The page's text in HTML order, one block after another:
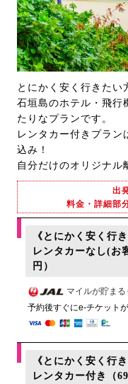
とにかく安く行きたい
石垣島のホテル・飛行
たりなプランです。
レンタカー付きプラン
込み！
自分だけのオリジナル
出
料金・詳細部
《とにかく安く行
レンタカーなし(お
円）
マイルが貯まる
予約後すぐにe-チケット
《とにかく安く行
レンタカー付き（